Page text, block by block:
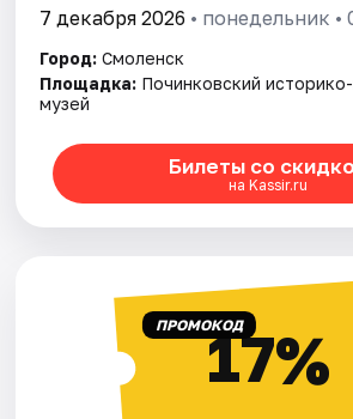
7 декабря 2026 • понедельник •
Город: Смоленск
Площадка: Починковский
музей
Билеты со
на Kassir.ru
ПРОМОКОД17%